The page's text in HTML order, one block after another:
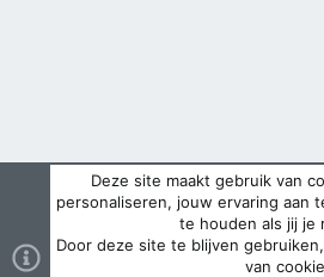
Deze site maakt gebruik van
personaliseren, jouw ervaring aan
te houden als jij je
Door deze site te blijven
van